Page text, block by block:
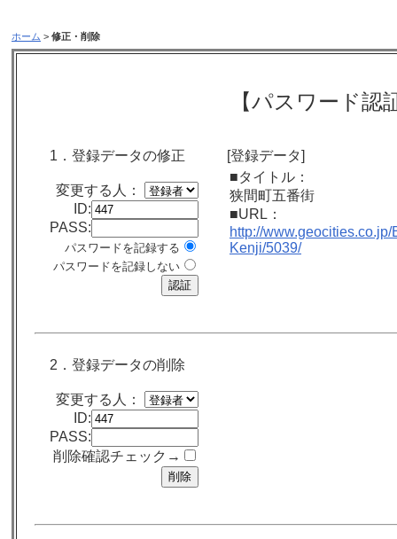
ホーム > 修正・削除
【パスワード認
1．登録データの修正
変更する人：
ID:
PASS:
パスワードを記録する
パスワードを記録しない
[登録データ]
■タイトル：
狭間町五番街
■URL：
http://www.geocities.co.jp/
Kenji/5039/
2．登録データの削除
変更する人：
ID:
PASS:
削除確認チェック→